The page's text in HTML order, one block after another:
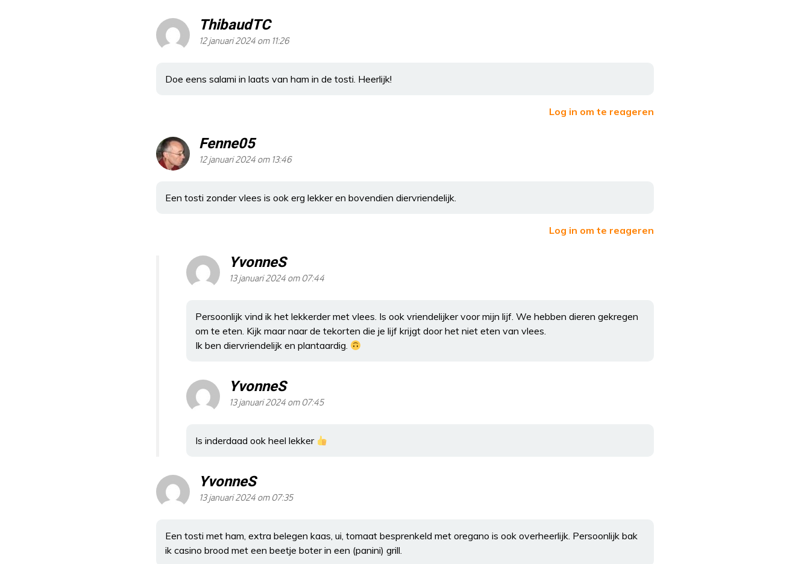
ThibaudTC
12 januari 2024 om 11:26
Doe eens salami in laats van ham in de tosti. Heerlijk!
Log in om te reageren
Fenne05
12 januari 2024 om 13:46
Een tosti zonder vlees is ook erg lekker en bovendien diervriendelijk.
Log in om te reageren
YvonneS
13 januari 2024 om 07:44
Persoonlijk vind ik het lekkerder met vlees. Is ook vriendelijker voor mijn lijf. We hebben dieren gekregen
om te eten. Kijk maar naar de tekorten die je lijf krijgt door het niet eten van vlees.
Ik ben diervriendelijk en plantaardig.
YvonneS
13 januari 2024 om 07:45
Is inderdaad ook heel lekker
YvonneS
13 januari 2024 om 07:35
Een tosti met ham, extra belegen kaas, ui, tomaat besprenkeld met oregano is ook overheerlijk. Persoonlijk bak
ik casino brood met een beetje boter in een (panini) grill.